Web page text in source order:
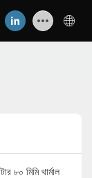
৮০ মিমি থার্মাল